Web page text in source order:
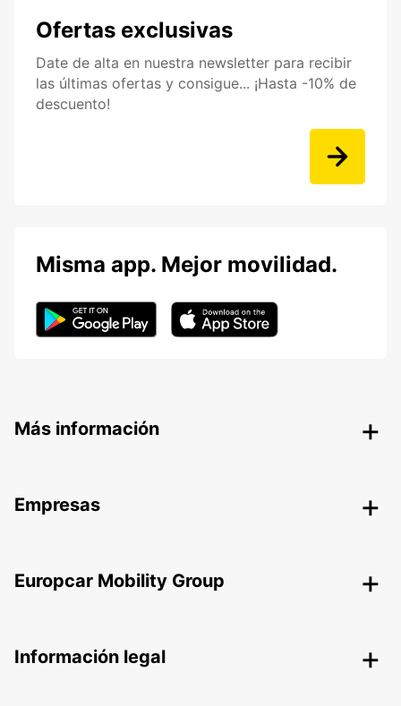
Ofertas exclusivas
Date de alta en nuestra newsletter para recibir
las últimas ofertas y consigue... ¡Hasta -10% de
descuento!
Misma app. Mejor movilidad.
Más información
Empresas
Europcar Mobility Group
Información legal